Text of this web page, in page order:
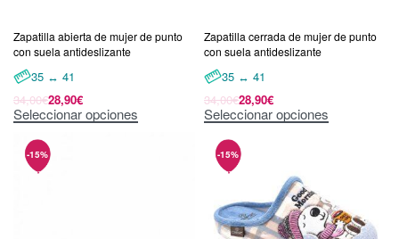
Zapatilla abierta de mujer de punto
con suela antideslizante
35 ↔ 41
34,00€28,90€
Seleccionar opciones
Zapatilla cerrada de mujer de punto
con suela antideslizante
35 ↔ 41
34,00€28,90€
Seleccionar opciones